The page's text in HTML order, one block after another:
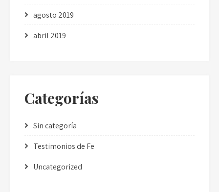
agosto 2019
abril 2019
Categorías
Sin categoría
Testimonios de Fe
Uncategorized